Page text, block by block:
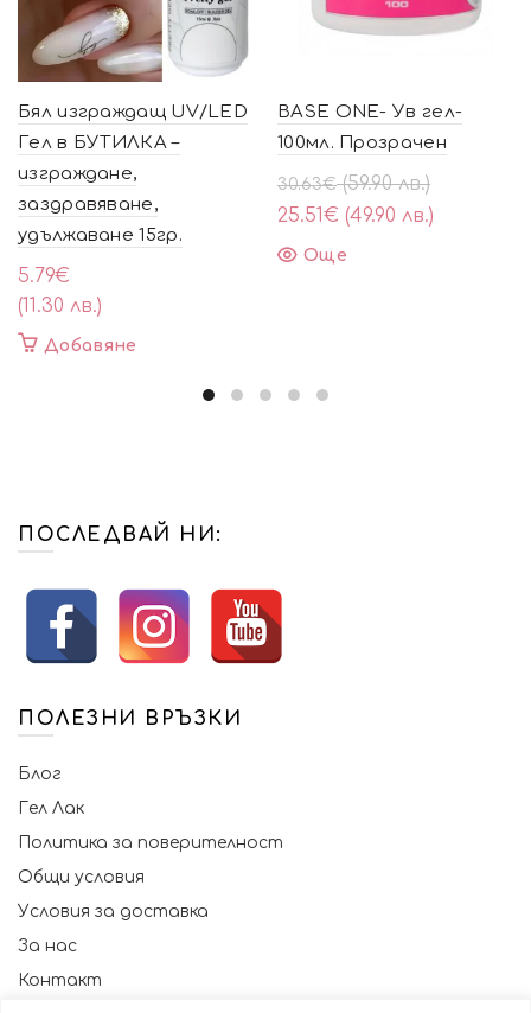
Бял изграждащ UV/LED
Гел в БУТИЛКА –
изграждане,
заздравяване,
удължаване 15гр.
5.79€
(11.30 лв.)
Добавяне
BASE ONE- Ув гел-
100мл. Прозрачен
30.63€ (59.90 лв.)
Original
price
was:
25.51 € (49.90 лв.)
Текущата
цена
е:
Още
ПОСЛЕДВАЙ НИ:
ПОЛЕЗНИ ВРЪЗКИ
Блог
Гел Лак
Политика за поверителност
Общи условия
Условия за доставка
За нас
Контакт